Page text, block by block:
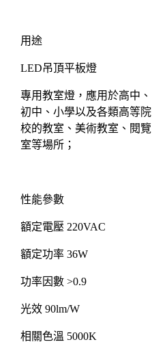
用途
LED吊頂平板燈
專用教室燈，應用於高中、
初中、小學以及各類高等院
校的教室、美術教室、閱覽
室等場所；
性能參數
額定電壓 220VAC
額定功率36W
功率因數>0.9
光效90lm/W
相關色溫 5000K